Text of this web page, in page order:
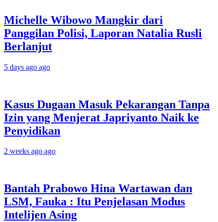
Michelle Wibowo Mangkir dari
Panggilan Polisi, Laporan Natalia Rusli
Berlanjut
5 days ago ago
Kasus Dugaan Masuk Pekarangan Tanpa
Izin yang Menjerat Japriyanto Naik ke
Penyidikan
2 weeks ago ago
Bantah Prabowo Hina Wartawan dan
LSM, Fauka : Itu Penjelasan Modus
Intelijen Asing